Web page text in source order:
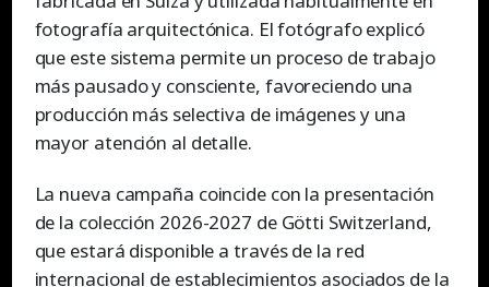
fotografía arquitectónica. El fotógrafo explicó
que este sistema permite un proceso de trabajo
más pausado y consciente, favoreciendo una
producción más selectiva de imágenes y una
mayor atención al detalle.
La nueva campaña coincide con la presentación
de la colección 2026-2027 de Götti Switzerland,
que estará disponible a través de la red
internacional de establecimientos asociados de la